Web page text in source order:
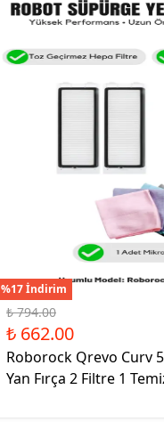
%17 İndirim
₺ 794.00
₺ 662.00
Roborock Qrevo Curv
Yan Fırça 2 Filtre 1